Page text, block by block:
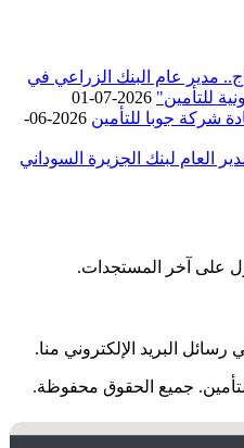
مدير عام البنك الزراعي في
للتأمين" 2026-07-01
شركة جوبا للتأمين
2026-06-
العام لبنك الجزيرة السوداني
على آخر المستجدات.
البريد الإلكتروني منا.